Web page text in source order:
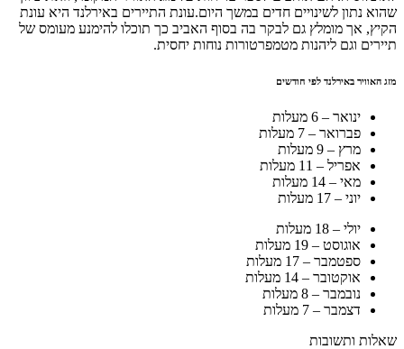
שהוא נתון לשינויים חדים במשך היום.עונת התיירים באירלנד היא עונת
הקיץ, אך מומלץ גם לבקר בה בסוף האביב כך תוכלו להימנע מעומס של
תיירים וגם ליהנות מטמפרטורות נוחות יחסית.
מזג האוויר באירלנד לפי חודשים
ינואר – 6 מעלות
פברואר – 7 מעלות
מרץ – 9 מעלות
אפריל – 11 מעלות
מאי – 14 מעלות
יוני – 17 מעלות
יולי – 18 מעלות
אוגוסט – 19 מעלות
ספטמבר – 17 מעלות
אוקטובר – 14 מעלות
נובמבר – 8 מעלות
דצמבר – 7 מעלות
שאלות ותשובות